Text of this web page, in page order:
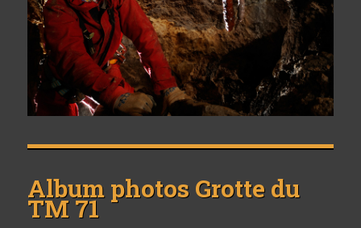
Album photos Grotte du
TM 71